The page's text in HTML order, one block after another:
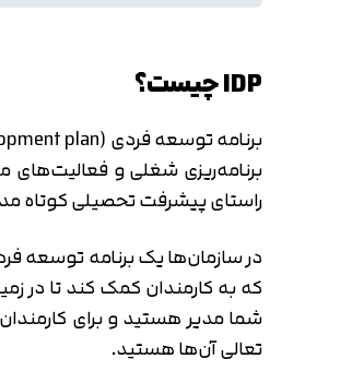
IDP چیست؟
برنامه‌ریزی شغلی و
راستای پیشرفت تحصیلی کوتاه
در سازمان‌ها یک برنامه توسعه
شما مدیر هستید و برای
تعالی آن‌ها هستید.